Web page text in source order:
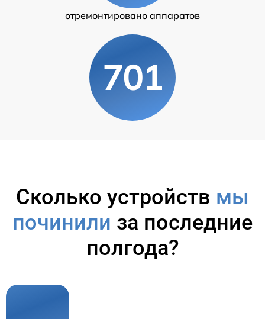
отремонтировано аппаратов
701
Сколько устройств мы
починили за последние
полгода?